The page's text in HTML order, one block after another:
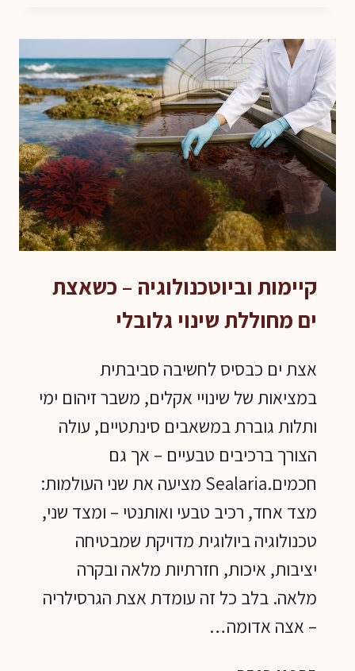
חקלאות
ימית
חכמה,
טבע
בתנופה
מדעית
קיימות וביוטכנולוגיה – כשאצת
ים מחוללת שינוי גלובלי
אצת ים כבסיס לחשיבה סביבתית
במציאות של שינויי אקלים, משבר זיהום ימי
ותלות גוברת במשאבים סינתטיים, עולה
הצורך ברכיבים טבעיים – אך גם
חכמים.Sealaria מציעה את שני העולמות:
מצד אחד, רכיב טבעי ואותנטי – ומצד שני,
טכנולוגיה ביולוגית מדויקת שמבטיחה
יציבות, איכות, חזרתיות מלאה ובקרה
מלאה. בלב כל זה עומדת אצת הגרסילריה
– אצה אדומה…